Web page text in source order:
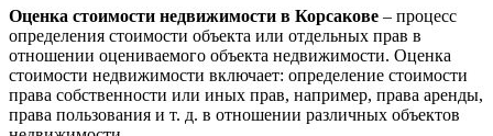
Оценка стоимости недвижимости в Корсакове – процесс
определения стоимости объекта или отдельных прав в
отношении оцениваемого объекта недвижимости. Оценка
стоимости недвижимости включает: определение стоимости
права собственности или иных прав, например, права аренды,
права пользования и т. д. в отношении различных объектов